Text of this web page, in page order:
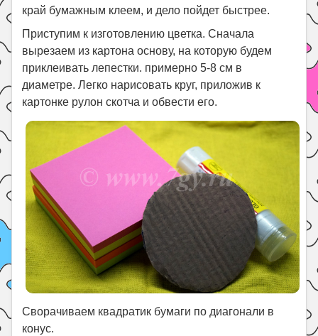
край бумажным клеем, и дело пойдет быстрее.
Приступим к изготовлению цветка. Сначала
вырезаем из картона основу, на которую будем
приклеивать лепестки. примерно 5-8 см в
диаметре. Легко нарисовать круг, приложив к
картонке рулон скотча и обвести его.
Сворачиваем квадратик бумаги по диагонали в
конус.